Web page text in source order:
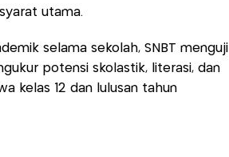
utama.
selama sekolah, SNBT menguji
potensi skolastik, literasi, dan
kelas 12 dan lulusan tahun